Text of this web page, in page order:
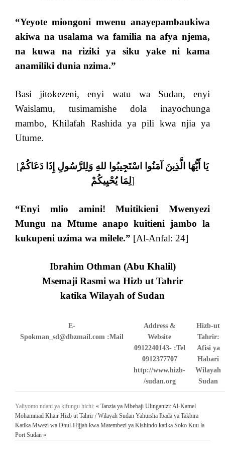
“Yeyote miongoni mwenu anayepambaukiwa
akiwa na usalama wa familia na afya njema,
na kuwa na riziki ya siku yake ni kama
anamiliki dunia nzima.”
Basi jitokezeni, enyi watu wa Sudan, enyi
Waislamu, tusimamishe dola inayochunga
mambo, Khilafah Rashida ya pili kwa njia ya
Utume.
[يَا أَيُّهَا الَّذِينَ آمَنُوا اسْتَجِيبُوا للهِ وَلِلرَّسُولِ إِذَا دَعَاكُمْ
لِمَا يُحْيِيكُمْ]
“Enyi mlio amini! Muitikieni Mwenyezi
Mungu na Mtume anapo kuitieni jambo la
kukupeni uzima wa milele.” [Al-Anfal: 24]
Ibrahim Othman (Abu Khalil)
Msemaji Rasmi wa Hizb ut Tahrir
katika Wilayah of Sudan
Hizb-ut
Tahrir:
Afisi ya
Habari
Wilayah
Sudan
Address &
Website
Tel:
0912240143-
0912377707
http://www.hizb-
sudan.org/
E-
Mail:
Spokman_sd@dbzmail.com
Yaliyomo ndani ya kifungu hichi: « Tanzia ya Mbebaji Ulinganizi: Al-Kamel
Mohammad Khair Hizb ut Tahrir / Wilayah Sudan Yahuisha Ibada ya Takbira
Katika Mwezi wa Dhul-Hijjah kwa Matembezi ya Kishindo katika Soko Kuu la
Port Sudan »